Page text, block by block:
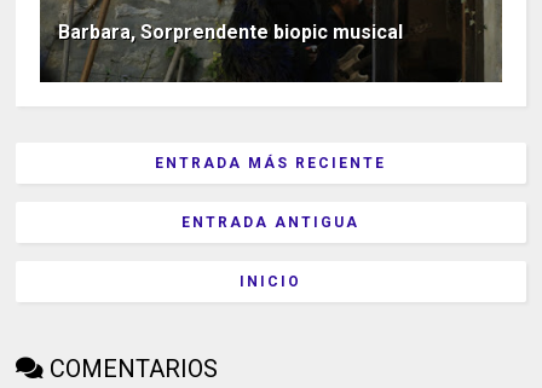
Barbara, Sorprendente biopic musical
ENTRADA MÁS RECIENTE
ENTRADA ANTIGUA
INICIO
COMENTARIOS